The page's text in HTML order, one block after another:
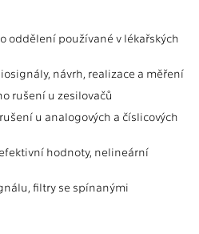
oddělení používané v lékařských
návrh, realizace a měření
rušení u zesilovačů
u analogových a číslicových
hodnoty, nelineární
filtry se spínanými